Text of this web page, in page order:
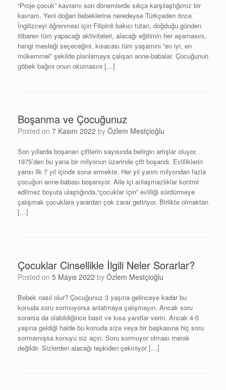
“Proje çocuk” kavramı son dönemlerde sıkça karşılaştığımız bir
kavram. Yeni doğan bebeklerine neredeyse Türkçeden önce
İngilizceyi öğrenmesi için Filipinli bakıcı tutan, doğduğu günden
itibaren tüm yapacağı aktiviteleri, alacağı eğitimin her aşamasını,
hangi mesleği seçeceğini, kısacası tüm yaşamını “en iyi, en
mükemmel” şekilde planlamaya çalışan anne-babalar. Çocuğunun
göbek bağını onun okumasını […]
Boşanma ve Çocuğunuz
Posted on 7 Kasım 2022 by Özlem Mestçioğlu
Son yıllarda boşanan çiftlerin sayısında belirgin artışlar oluyor.
1975’den bu yana bir milyonun üzerinde çift boşandı. Evliliklerin
yarısı ilk 7 yıl içinde sona ermekte. Her yıl yarım milyondan fazla
çocuğun anne-babası boşanıyor. Aile içi anlaşmazlıklar kontrol
edilmez boyuta ulaştığında,“çocuklar için” evliliği sürdürmeye
çalışmak çocuklara yarardan çok zarar getiriyor. Birlikte olmaktan
[…]
Çocuklar Cinsellikle İlgili Neler Sorarlar?
Posted on 5 Mayıs 2022 by Özlem Mestçioğlu
Bebek nasıl olur? Çocuğunuz 3 yaşına gelinceye kadar bu
konuda soru sormuyorsa anlatmaya çalışmayın. Ancak soru
sorarsa da olabildiğince basit ve kısa yanıtlar verin. Ancak 4-5
yaşına geldiği halde bu konuda size veya bir başkasına hiç soru
sormamışsa konuyu siz açın. Soru sormuyor olması merak
değildir. Sizlerden alacağı tepkiden çekiniyor […]